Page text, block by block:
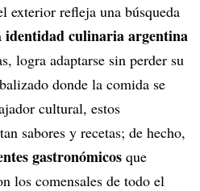
exterior refleja una búsqueda
identidad culinaria argentina
logra adaptarse sin perder su
donde la comida se
cultural, estos
sabores y recetas; de hecho,
gastronómicos que
los comensales de todo el